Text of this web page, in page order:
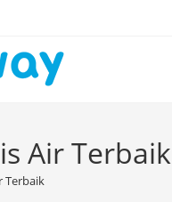
Air Terbaik
Terbaik